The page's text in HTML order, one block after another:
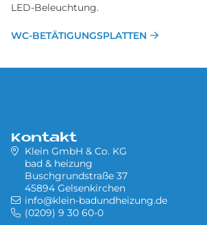
LED-Beleuchtung.
WC-BETÄTIGUNGSPLATTEN
Kontakt
Klein GmbH & Co. KG
bad & heizung
Buschgrundstraße 37
45894 Gelsenkirchen
info@klein-badundheizung.de
(0209) 9 30 60-0